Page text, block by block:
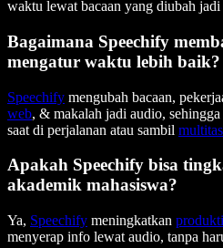
waktu lewat bacaan yang diubah jadi
Bagaimana Speechify
mengatur waktu lebih baik?
Speechify mengubah bacaan,
web, & makalah jadi audio, sehingga
saat di perjalanan atau sambil
Apakah Speechify bisa
akademik mahasiswa?
Ya, Speechify meningkatkan
menyerap info lewat audio, tanpa